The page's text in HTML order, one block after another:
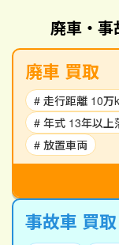
廃車・事
廃車 買取
# 走行距離 10万
# 年式 13年以上
# 放置車両
事故車 買取